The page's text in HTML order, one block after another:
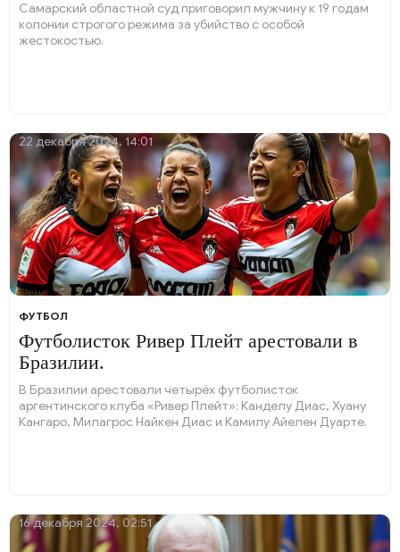
Самарский областной суд приговорил мужчину к 19 годам
колонии строгого режима за убийство с особой
жестокостью.
ФУТБОЛ
Футболисток Ривер Плейт арестовали в
Бразилии.
В Бразилии арестовали четырёх футболисток
аргентинского клуба «Ривер Плейт»: Канделу Диас, Хуану
Кангаро, Милагрос Найкен Диас и Камилу Айелен Дуарте.
22 декабря 2024, 14:01
16 декабря 2024, 02:51